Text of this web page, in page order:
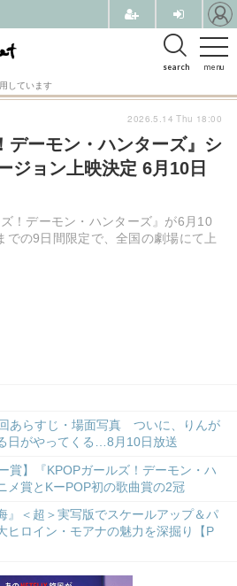
menu
search
しています
デーモン・ハンターズ』シ
ジョン上映決定 6月10日
！デーモン・ハンターズ』が6月10
での9日間限定で、全国の劇場にて上
回あらすじ・場面写真 ついに、りんが
日がやってくる…8月10日放送
賞】『KPOPガールズ！デーモン・ハ
メ賞とKーPOP初の歌曲賞の2冠
』＜超＞実写版でスケールアップ＆パ
ヒロイン・モアナの魅力を深掘り【P
2026.5.14 Thu 18:00